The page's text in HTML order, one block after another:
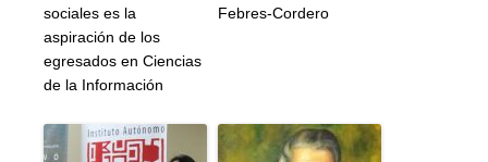
sociales es la
aspiración de los
egresados en Ciencias
de la Información
Febres-Cordero